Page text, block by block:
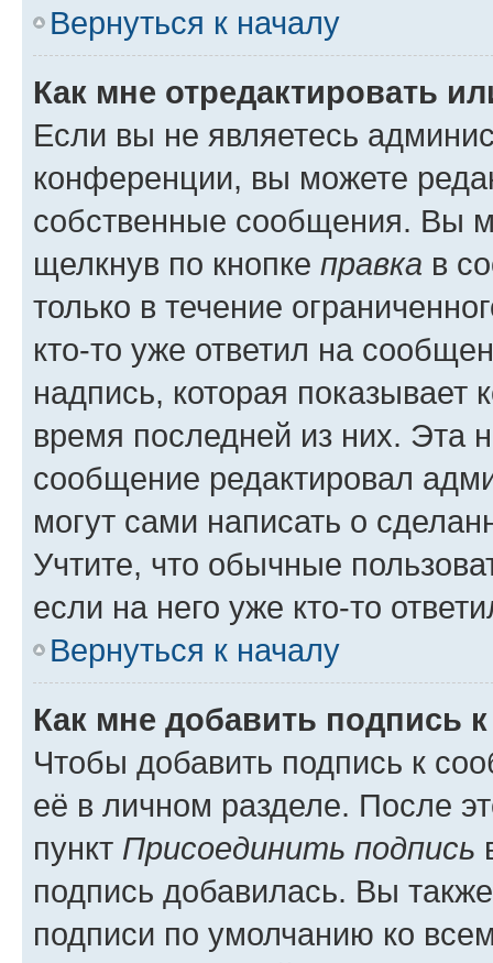
Вернуться к началу
Как мне отредактировать
Если вы не являетесь
конференции, вы можете
собственные сообщения. Вы
щелкнув по кнопке правка в
только в течение
кто-то уже ответил на
надпись, которая показывает
время последней из них. Эта
сообщение редактировал
могут сами написать о
Учтите, что обычные
если на него уже кто-то
Вернуться к началу
Как мне добавить подпись
Чтобы добавить подпись к
её в личном разделе. После
пункт Присоединить подпись
подпись добавилась. Вы
подписи по умолчанию ко